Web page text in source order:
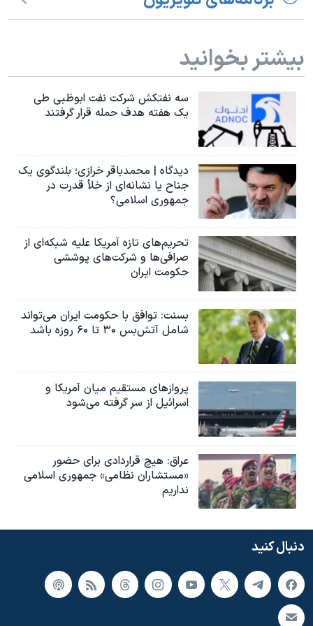
همایش محافظه‌کاران آمریکا «سی‌پک»
صفحه‌های ویژه
سفر پرزیدنت ترامپ به چین
بیشتر بخوانید
سه نفتکش شرکت نفت ابوظبی طی
یک هفته هدف حمله قرار گرفتند
دیدگاه | محمدباقر خرازی؛ بلندگوی یک
جناح یا نشانه‌ای از خلأ قدرت در
جمهوری اسلامی؟
تحریم‌های تازه آمریکا علیه شبکه‌ای از
صرافی‌ها و شرکت‌های پوششی
حکومت ایران
بسنت: توافق با حکومت ایران می‌تواند
شامل آتش‌بس ۳۰ تا ۶۰ روزه باشد
پروازهای مستقیم میان آمریکا و
اسرائیل از سر گرفته می‌شود
عراق: هیچ قراردادی برای حضور
«مستشاران نظامی» جمهوری اسلامی
نداریم
دنبال کنید